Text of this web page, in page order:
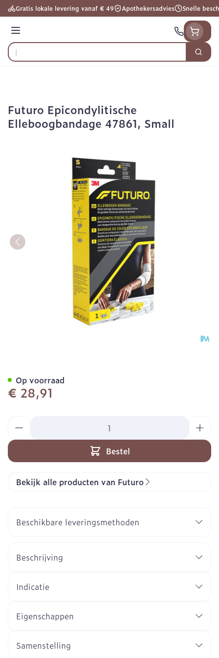
Ga naar de inhoud
Gratis lokale levering vanaf € 49 Apothekersadvies Snelle
Menu
Product, merk, categorie...
Zoek
Futuro Epicondylitische
Elleboogbandage 47861, Small
€ 28,91
Bestel
Op voorraad
Bekijk alle producten van Futuro
Beschikbare leveringsmethoden
Beschrijving
Indicatie
Eigenschappen
Samenstelling